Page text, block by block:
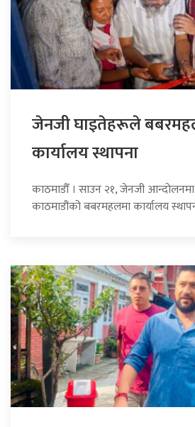
जेनजी घाइतेहरूले
कार्यालय स्थापना
काठमाडौँ । साउन २१, जेनजी
काठमाडौंको बबरमहलमा कार्यालय